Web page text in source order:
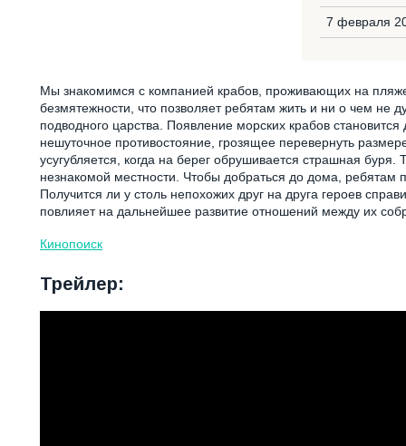
7 февраля
Мы знакомимся с компанией крабов, проживающих на
безмятежности, что позволяет ребятам жить и ни о чем не
подводного царства. Появление морских крабов
нешуточное противостояние, грозящее перевернуть
усугубляется, когда на берег обрушивается страшная
незнакомой местности. Чтобы добраться до дома, ребятам
Получится ли у столь непохожих друг на друга героев
повлияет на дальнейшее развитие отношений между их
Кинопоиск
Трейлер: